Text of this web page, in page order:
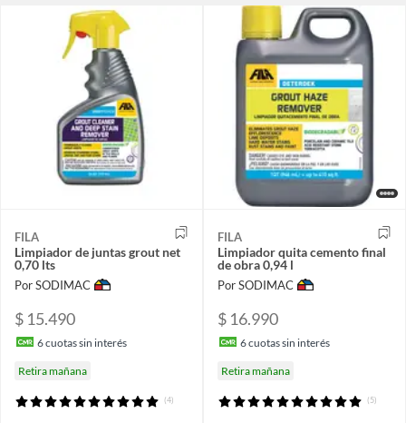
FILA
Limpiador de juntas grout net
0,70 lts
Por SODIMAC
$ 15.490
6cuotas sin interés
Retira mañana
(4)
FILA
Limpiador quita cemento final
de obra 0,94 l
Por SODIMAC
$ 16.990
6cuotas sin interés
Retira mañana
(5)